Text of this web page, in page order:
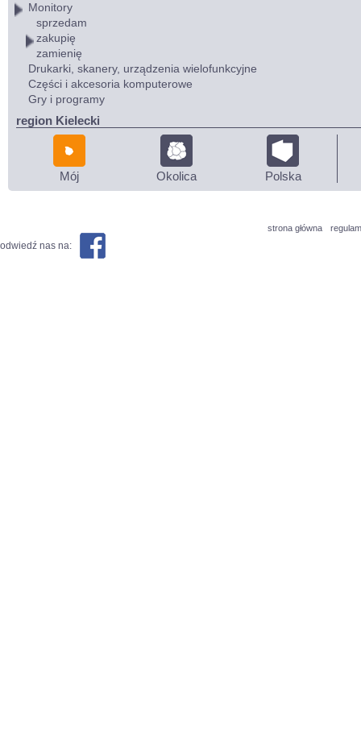
Monitory
sprzedam
zakupię
zamienię
Drukarki, skanery, urządzenia wielofunkcyjne
Części i akcesoria komputerowe
Gry i programy
region Kielecki
Mój Okolica Polska
strona główna
odwiedź nas na: